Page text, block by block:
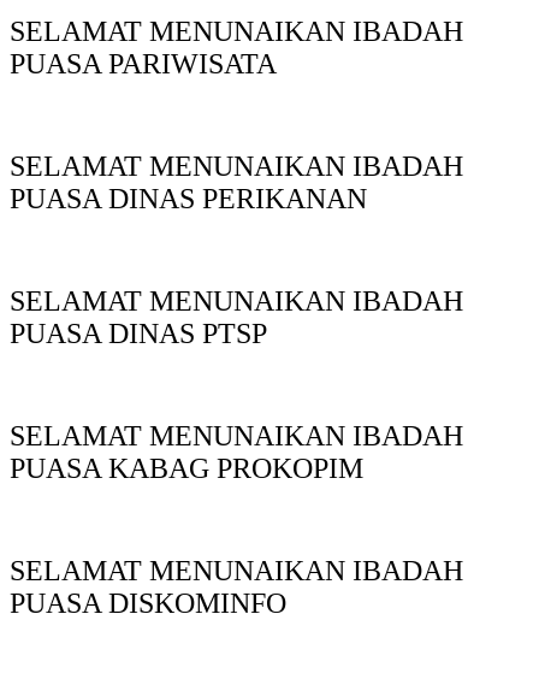
SELAMAT MENUNAIKAN IBADAH
PUASA PARIWISATA
SELAMAT MENUNAIKAN IBADAH
PUASA DINAS PERIKANAN
SELAMAT MENUNAIKAN IBADAH
PUASA DINAS PTSP
SELAMAT MENUNAIKAN IBADAH
PUASA KABAG PROKOPIM
SELAMAT MENUNAIKAN IBADAH
PUASA DISKOMINFO